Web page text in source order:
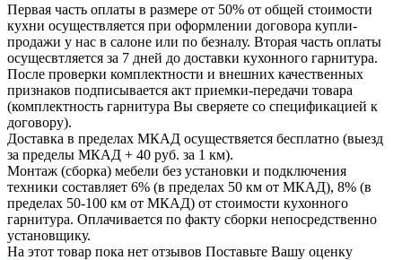
Первая часть оплаты в размере от 50% от общей стоимости
кухни осуществляется при оформлении договора купли-
продажи у нас в салоне или по безналу. Вторая часть оплаты
осущесвтляется за 7 дней до доставки кухонного гарнитура.
После проверки комплектности и внешних качественных
признаков подписывается акт приемки-передачи товара
(комплектность гарнитура Вы сверяете со спецификацией к
договору).
Доставка в пределах МКАД осуществяется бесплатно (выезд
за пределы МКАД + 40 руб. за 1 км).
Монтаж (сборка) мебели без установки и подключения
техники составляет 6% (в пределах 50 км от МКАД), 8% (в
пределах 50-100 км от МКАД) от стоимости кухонного
гарнитура. Оплачивается по факту сборки непосредственно
установщику.
На этот товар пока нет отзывов Поставьте Вашу оценку